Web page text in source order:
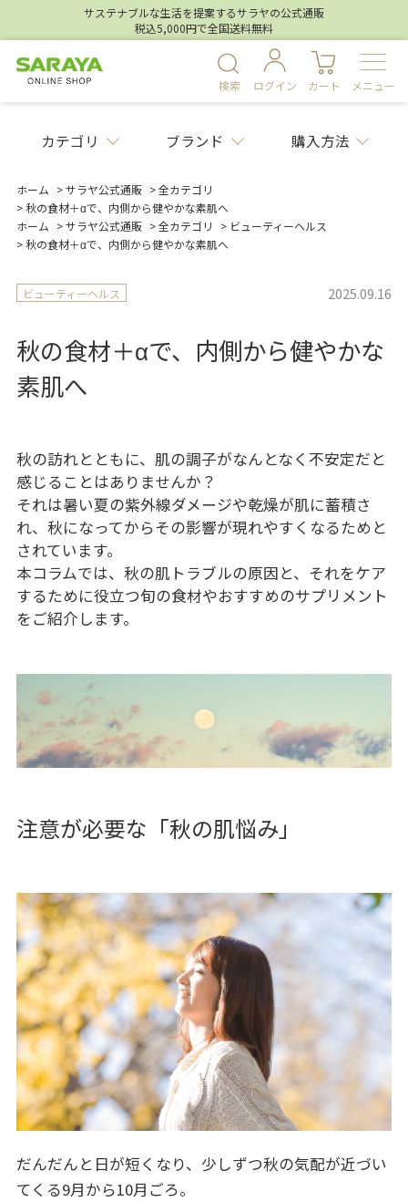
サステナブルな生活を提案するサラヤの公式通販
税込5,000円で全国送料無料
検索 ログイン カート メニュー
カテゴリ ブランド 購入方法
ホーム >サラヤ公式通販 >全カテゴリ
>秋の食材＋αで、内側から健やかな素肌へ
ホーム >サラヤ公式通販 >全カテゴリ > ビューティーヘルス
>秋の食材＋αで、内側から健やかな素肌へ
ビューティーヘルス 2025.09.16
秋の食材＋αで、内側から健やかな
素肌へ
秋の訪れとともに、肌の調子がなんとなく不安定だと
感じることはありませんか？
それは暑い夏の紫外線ダメージや乾燥が肌に蓄積さ
れ、秋になってからその影響が現れやすくなるためと
されています。
本コラムでは、秋の肌トラブルの原因と、それをケア
するために役立つ旬の食材やおすすめのサプリメント
をご紹介します。
注意が必要な「秋の肌悩み」
だんだんと日が短くなり、少しずつ秋の気配が近づい
てくる9月から10月ごろ。